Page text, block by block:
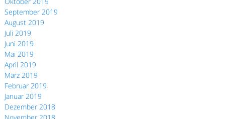
September 2019
August 2019
Juli 2019
Juni 2019
Mai 2019
April 2019
März 2019
Februar 2019
Januar 2019
Dezember 2018
November 2018